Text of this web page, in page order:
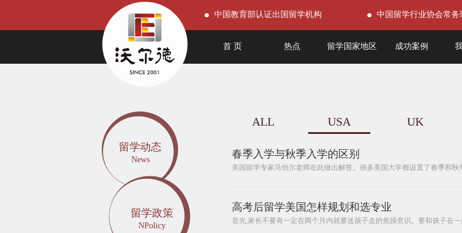
中国教育部认证出国留学机构 中国留学行业协会常务
首 页 热点 留学国家地区 成功案例
留学动态
News
留学政策
NPolicy
ALL USA UK
春季入学与秋季入学的区别
美国留学专家马怡尔老师在此做出解答。很多美国大学都设置了春季和
高考后留学美国怎样规划和选专业
首先,家长不要有一定在两个月内就要送孩子走的焦躁意识。要和孩子在